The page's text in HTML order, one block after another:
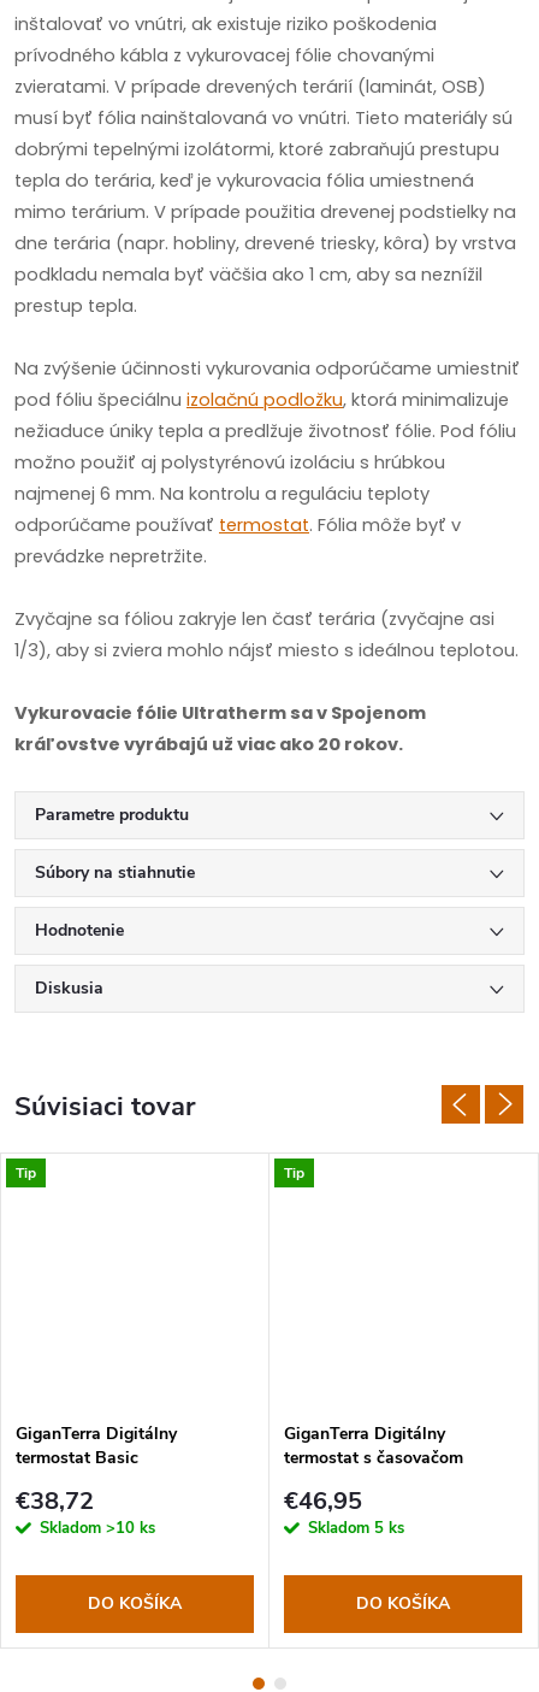
inštalovať vo vnútri, ak existuje riziko poškodenia
prívodného kábla z vykurovacej fólie chovanými
zvieratami. V prípade drevených terárií (laminát, OSB)
musí byť fólia nainštalovaná vo vnútri. Tieto materiály sú
dobrými tepelnými izolátormi, ktoré zabraňujú prestupu
tepla do terária, keď je vykurovacia fólia umiestnená
mimo terárium. V prípade použitia drevenej podstielky na
dne terária (napr. hobliny, drevené triesky, kôra) by vrstva
podkladu nemala byť väčšia ako 1 cm, aby sa neznížil
prestup tepla.
Na zvýšenie účinnosti vykurovania odporúčame umiestniť
pod fóliu špeciálnu izolačnú podložku, ktorá minimalizuje
nežiaduce úniky tepla a predlžuje životnosť fólie. Pod fóliu
možno použiť aj polystyrénovú izoláciu s hrúbkou
najmenej 6 mm. Na kontrolu a reguláciu teploty
odporúčame používať termostat. Fólia môže byť v
prevádzke nepretržite.
Zvyčajne sa fóliou zakryje len časť terária (zvyčajne asi
1/3), aby si zviera mohlo nájsť miesto s ideálnou teplotou.
Vykurovacie fólie Ultratherm sa v Spojenom
kráľovstve vyrábajú už viac ako 20 rokov.
Parametre produktu
Súbory na stiahnutie
Hodnotenie
Diskusia
Súvisiaci tovar
Tip
GiganTerra Digitálny
termostat Basic
€38,72
Skladom >10 ks
DO KOŠÍKA
Tip
GiganTerra Digitálny
termostat s časovačom
€46,95
Skladom 5 ks
DO KOŠÍKA